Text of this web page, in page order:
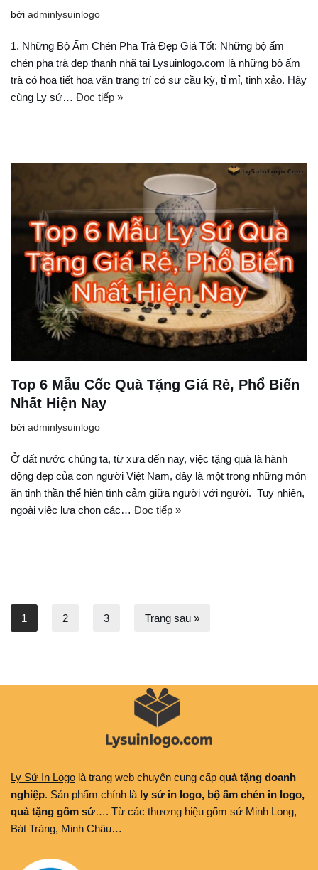
bởi adminlysuinlogo
1. Những Bộ Ấm Chén Pha Trà Đẹp Giá Tốt: Những bộ ấm
chén pha trà đẹp thanh nhã tại Lysuinlogo.com là những bộ ấm
trà có họa tiết hoa văn trang trí có sự cầu kỳ, tỉ mỉ, tinh xảo. Hãy
cùng Ly sứ… Đọc tiếp »
Top 6 Mẫu Cốc Quà Tặng Giá Rẻ, Phổ Biến
Nhất Hiện Nay
bởi adminlysuinlogo
Ở đất nước chúng ta, từ xưa đến nay, việc tặng quà là hành
động đẹp của con người Việt Nam, đây là một trong những món
ăn tinh thần thể hiện tình cảm giữa người với người. Tuy nhiên,
ngoài việc lựa chọn các… Đọc tiếp »
1 2 3 Trang sau »
Ly Sứ In Logo là trang web chuyên cung cấp quà tặng doanh
nghiệp. Sản phẩm chính là ly sứ in logo, bộ ấm chén in logo,
quà tặng gốm sứ…. Từ các thương hiệu gốm sứ Minh Long,
Bát Tràng, Minh Châu…